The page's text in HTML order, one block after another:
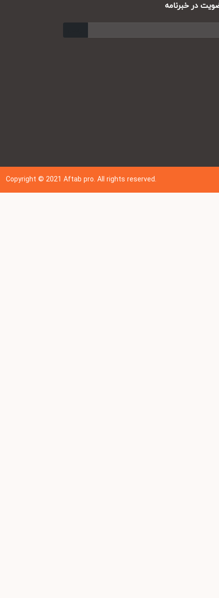
در خبرنامه
Copyright © 202 1Aftab pro. All rights reserved.